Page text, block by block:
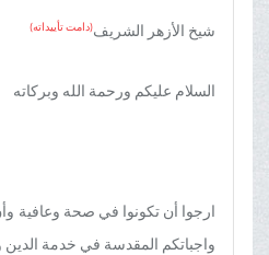
شیخ الأزهر الشریف(دامت تأییداته)
السلام علیکم ورحمة الله وبرکاته
ارجوا أن تکونوا في صحة وعافیة
واجباتکم المقدسة في خدمة الدین